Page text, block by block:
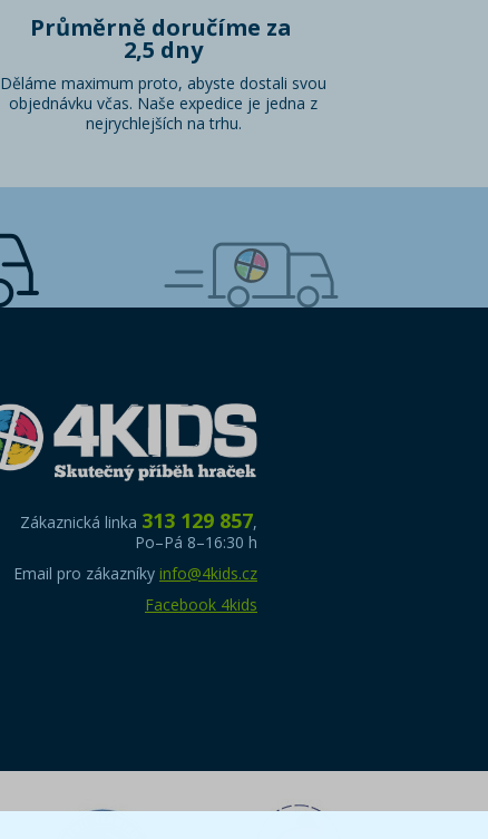
Průměrně doručíme za
2,5 dny
Děláme maximum proto, abyste dostali svou
objednávku včas. Naše expedice je jedna z
nejrychlejších na trhu.
Zákaznická linka 313 129 857,
Po–Pá 8–16:30 h
Email pro zákazníky info@4kids.cz
Facebook 4kids